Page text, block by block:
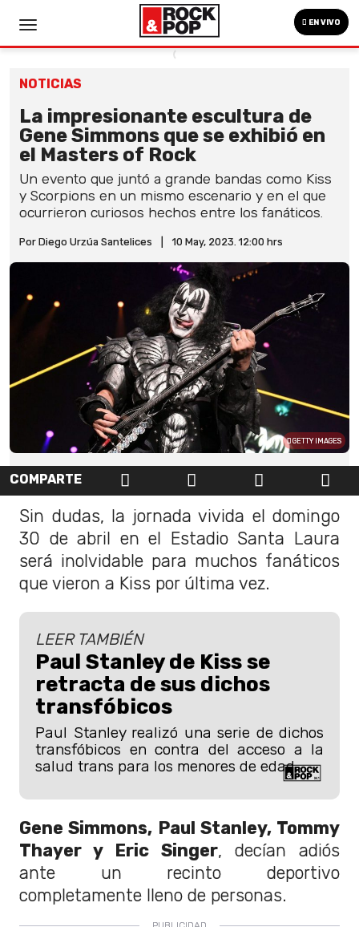
EN VIVO
NOTICIAS
La impresionante escultura de
Gene Simmons que se exhibió en
el Masters of Rock
Un evento que juntó a grande bandas como Kiss
y Scorpions en un mismo escenario y en el que
ocurrieron curiosos hechos entre los fanáticos.
Por Diego Urzúa Santelices 10 May, 2023. 12:00 hrs
GETTY IMAGES
COMPARTE
Sin dudas, la jornada vivida el domingo
30 de abril en el Estadio Santa Laura
será inolvidable para muchos fanáticos
que vieron a Kiss por última vez.
LEER TAMBIÉN
Paul Stanley de Kiss se
retracta de sus dichos
transfóbicos
Paul Stanley realizó una serie de dichos
transfóbicos en contra del acceso a la
salud trans para los menores de edad.
Gene Simmons, Paul Stanley, Tommy
Thayer y Eric Singer, decían adiós
ante un recinto deportivo
completamente lleno de personas.